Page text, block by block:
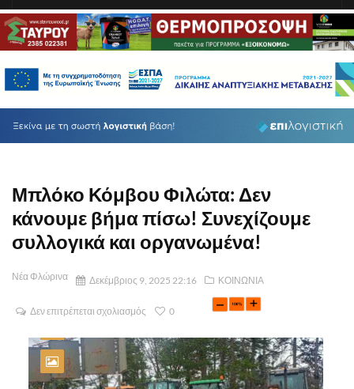
Μπλόκο Κόμβου Φιλώτα: Δεν
κάνουμε βήμα πίσω! Συνεχίζουμε
συλλογικά και οργανωμένα!
Νέα Φλώρινα Δεκέμβριος 9, 2025 22:16 ΚΟΙΝΩΝΙΑ
Δεν επιτρέπεται σχολιασμός 0